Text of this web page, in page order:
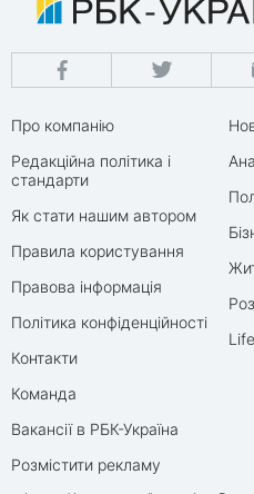
Про компанію
Редакційна політика і
стандарти
Як стати нашим автором
Правила користування
Правова інформація
Політика конфіденційності
Контакти
Команда
Вакансії в РБК-Україна
Розмістити рекламу